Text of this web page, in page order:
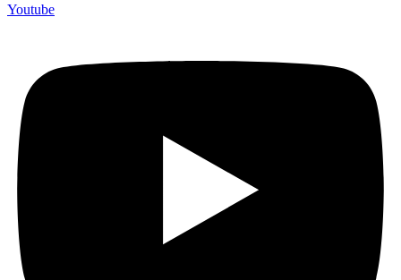
Youtube